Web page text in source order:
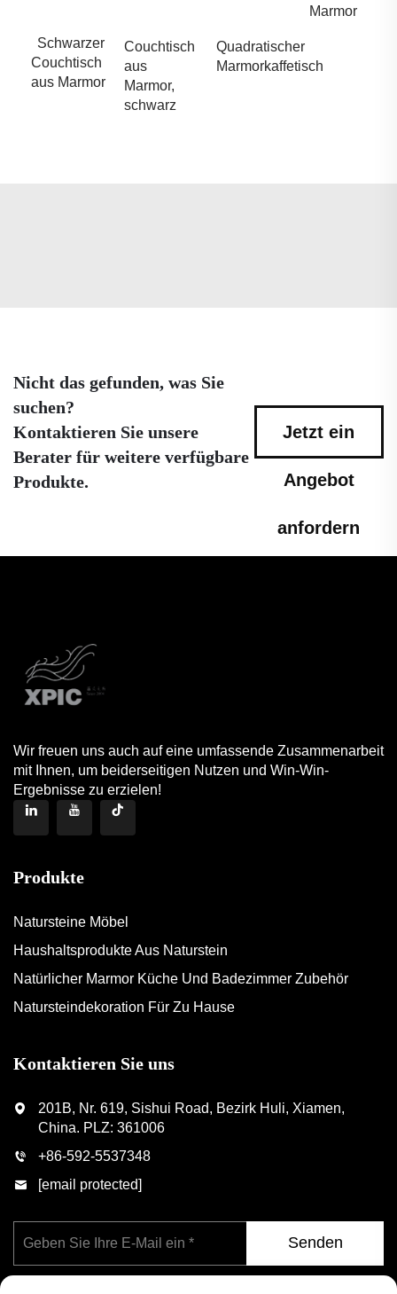
Marmor
Schwarzer
Couchtisch
aus Marmor
Couchtisch
aus
Marmor,
schwarz
Quadratischer
Marmorkaffetisch
Nicht das gefunden, was Sie
suchen?
Kontaktieren Sie unsere
Berater für weitere verfügbare
Produkte.
Jetzt ein
Angebot
anfordern
Wir freuen uns auch auf eine umfassende Zusammenarbeit
mit Ihnen, um beiderseitigen Nutzen und Win-Win-
Ergebnisse zu erzielen!
Produkte
Natursteine Möbel
Haushaltsprodukte Aus Naturstein
Natürlicher Marmor Küche Und Badezimmer Zubehör
Natursteindekoration Für Zu Hause
Kontaktieren Sie uns
201B, Nr. 619, Sishui Road, Bezirk Huli, Xiamen,
China. PLZ: 361006
+86-592-5537348
[email protected]
Senden